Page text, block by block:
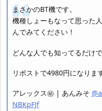
まさかのBT機です。
機種しょーもなって思った
んでみてください！
どんな人でも知ってるだけ
リポストで4980円になりま
アレックス㊙️ | あんみそ
NBKpFJf